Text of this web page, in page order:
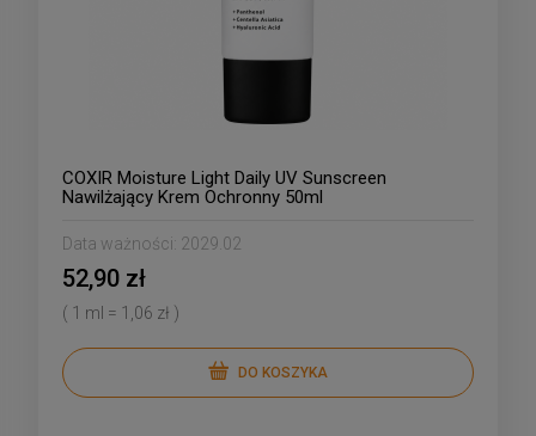
COXIR Moisture Light Daily UV Sunscreen
Nawilżający Krem Ochronny 50ml
Data ważności: 2029.02
52,90 zł
( 1 ml = 1,06 zł )
DO KOSZYKA